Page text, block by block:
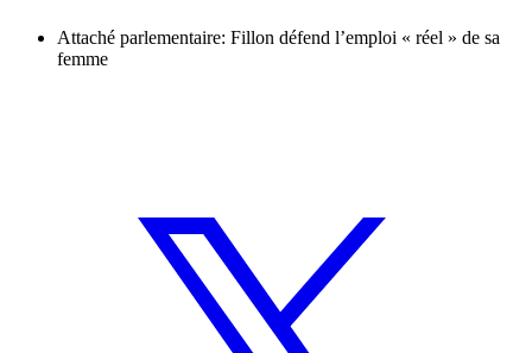
Attaché parlementaire: Fillon défend l’emploi « réel » de sa
femme